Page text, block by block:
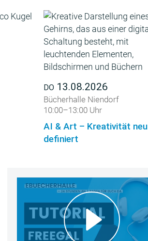
DO 13.08.2026
Bücherhalle Niendorf
10:00–13:00 Uhr
AI & Art – Kreativität neu
definiert